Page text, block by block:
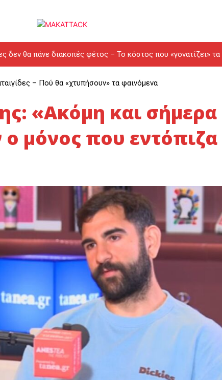
δεν θα πάνε διακοπές φέτος – Το κόστος που «γονατίζει» τα
– Πού θα «χτυπήσουν» τα φαινόμενα
«Ακόμη και
μόνος που